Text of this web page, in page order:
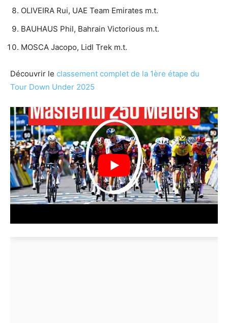
OLIVEIRA Rui, UAE Team Emirates m.t.
BAUHAUS Phil, Bahrain Victorious m.t.
MOSCA Jacopo, Lidl Trek m.t.
Découvrir le classement complet de la 1ère étape du
Tour Down Under 2025